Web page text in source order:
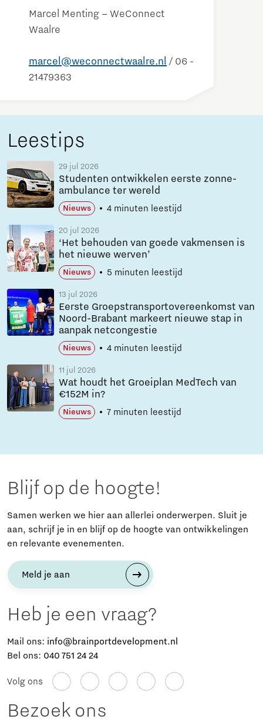
Marcel Menting – WeConnect
Waalre
marcel@weconnectwaalre.nl / 06 -
21479363
Leestips
29 jul 2026
Studenten ontwikkelen eerste zonne-
ambulance ter wereld
Nieuws 4 minuten leestijd
20 jul 2026
‘Het behouden van goede vakmensen is
het nieuwe werven’
Nieuws 5 minuten leestijd
13 jul 2026
Eerste Groepstransportovereenkomst van
Noord-Brabant markeert nieuwe stap in
aanpak netcongestie
Nieuws 4 minuten leestijd
11 jul 2026
Wat houdt het Groeiplan MedTech van
€152M in?
Nieuws 7 minuten leestijd
Blijf op de hoogte!
Samen werken we hier aan allerlei onderwerpen. Sluit je
aan, schrijf je in en blijf op de hoogte van ontwikkelingen
en relevante evenementen.
Meld je aan
Heb je een vraag?
Mail ons: info@brainportdevelopment.nl
Bel ons: 040 751 24 24
Volg ons
Bezoek ons